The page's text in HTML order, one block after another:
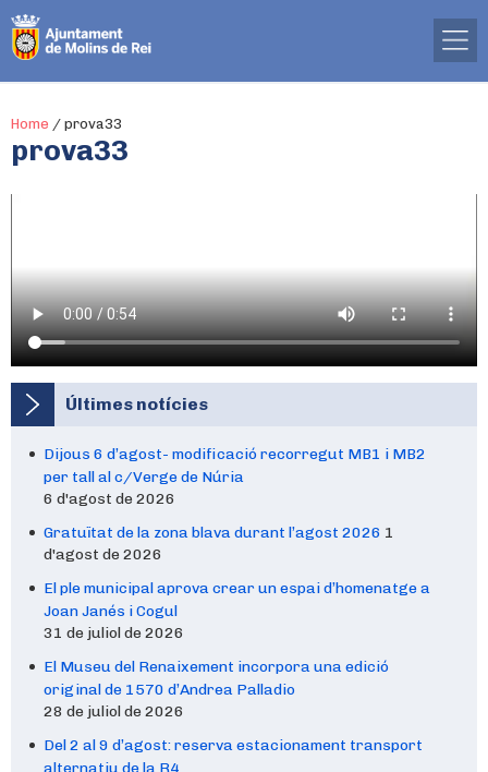
Home / prova33
prova33
Últimes notícies
Dijous 6 d’agost- modificació recorregut MB1 i MB2
per tall al c/Verge de Núria
6 d'agost de 2026
Gratuïtat de la zona blava durant l’agost 2026 1
d'agost de 2026
El ple municipal aprova crear un espai d’homenatge a
Joan Janés i Cogul
31 de juliol de 2026
El Museu del Renaixement incorpora una edició
original de 1570 d’Andrea Palladio
28 de juliol de 2026
Del 2 al 9 d’agost: reserva estacionament transport
alternatiu de la R4